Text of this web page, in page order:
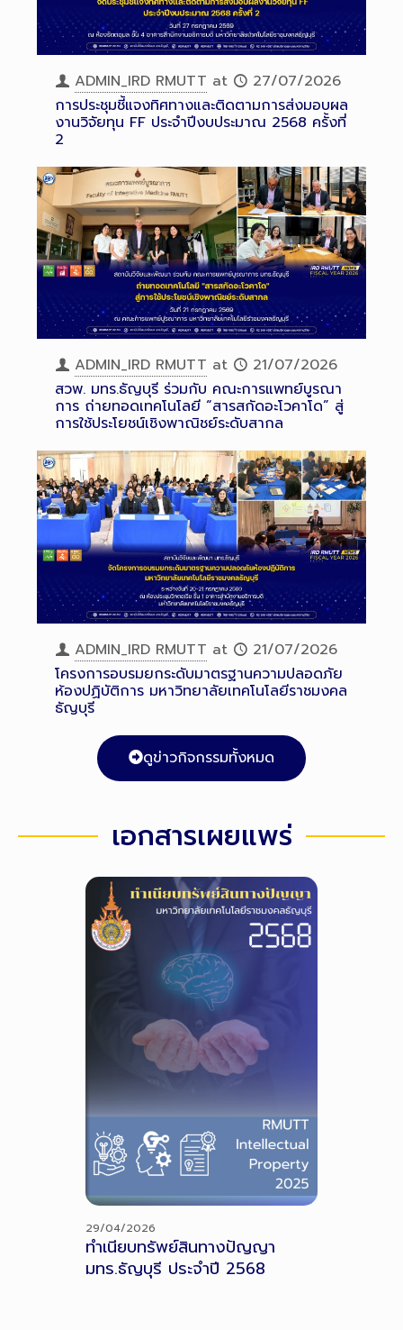
ADMIN_IRD RMUTT at
27/07/2026
การประชุมชี้แจงทิศทางและติดตามการส่งมอบผล
งานวิจัยทุน FF ประจำปีงบประมาณ 2568 ครั้งที่
2
ADMIN_IRD RMUTT at
21/07/2026
สวพ. มทร.ธัญบุรี ร่วมกับ คณะการแพทย์บูรณา
การ ถ่ายทอดเทคโนโลยี “สารสกัดอะโวคาโด” สู่
การใช้ประโยชน์เชิงพาณิชย์ระดับสากล
ADMIN_IRD RMUTT at
21/07/2026
โครงการอบรมยกระดับมาตรฐานความปลอดภัย
ห้องปฏิบัติการ มหาวิทยาลัยเทคโนโลยีราชมงคล
ธัญบุรี
ดูข่าวกิจกรรมทั้งหมด
เอกสารเผยแพร่
29/04/2026
ทำเนียบทรัพย์สินทางปัญญา
มทร.ธัญบุรี ประจำปี 2568